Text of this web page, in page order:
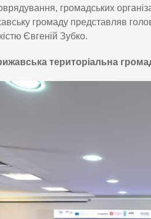
громадських
громаду представляв
Євгеній Зубко.
територіальна